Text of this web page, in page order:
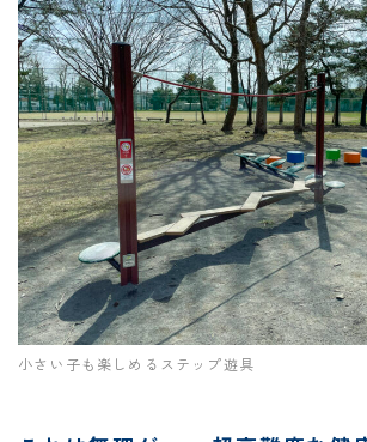
小さい子も楽しめるステップ遊具